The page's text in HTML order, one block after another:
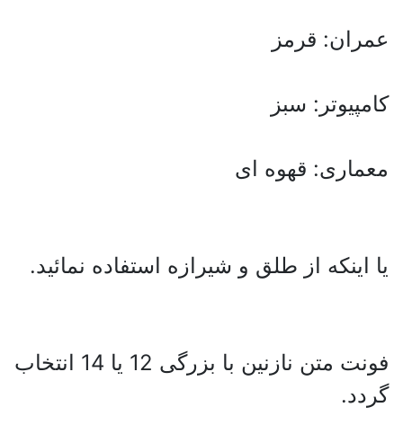
عمران: قرمز
کامپیوتر: سبز
معماری: قهوه ای
یا اینکه از طلق و شیرازه استفاده نمائید.
فونت متن نازنین با بزرگی 12 یا 14 انتخاب
گردد.